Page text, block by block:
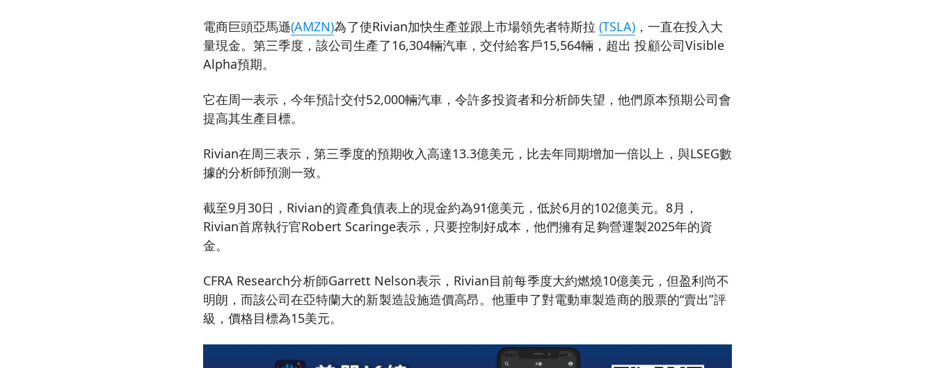
電商巨頭亞馬遜(AMZN)為了使Rivian加快生產並跟上市場領先者特斯拉(TSLA)，一直在投入大
量現金。第三季度，該公司生產了16,304輛汽車，交付給客戶15,564輛，超出 投顧公司Visible
Alpha預期。
它在周一表示，今年預計交付52,000輛汽車，令許多投資者和分析師失望，他們原本預期公司會
提高其生產目標。
Rivian在周三表示，第三季度的預期收入高達13.3億美元，比去年同期增加一倍以上，與LSEG數
據的分析師預測一致。
截至9月30日，Rivian的資產負債表上的現金約為91億美元，低於6月的102億美元。8月，
Rivian首席執行官Robert Scaringe表示，只要控制好成本，他們擁有足夠營運製2025年的資
金。
CFRA Research分析師Garrett Nelson表示，Rivian目前每季度大約燃燒10億美元，但盈利尚不
明朗，而該公司在亞特蘭大的新製造設施造價高昂。他重申了對電動車製造商的股票的“賣出”評
級，價格目標為15美元。